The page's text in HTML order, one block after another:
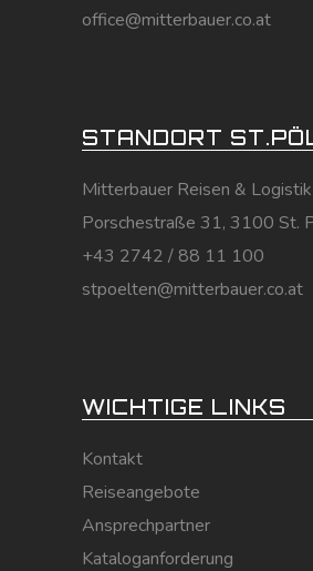
office@mitterbauer.co.at
STANDORT
Mitterbauer Reisen &
Porschestraße 31, 3100 St.
+43 2742 / 88 11 100
stpoelten@mitterbauer.co.at
WICHTIGE LINKS
Kontakt
Reiseangebote
Ansprechpartner
Kataloganforderung